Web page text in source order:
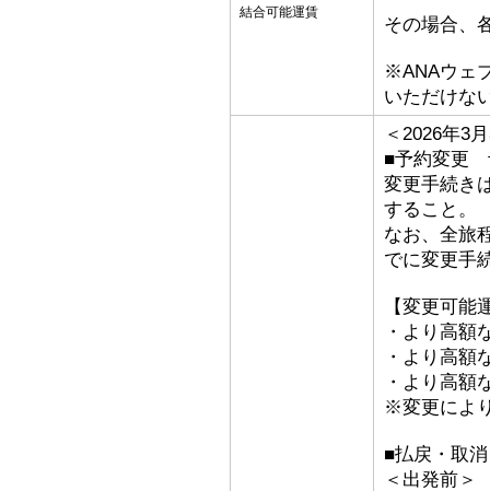
結合可能運賃
その場合、
※ANAウェ
いただけな
＜2026年3
■予約変更
変更手続き
すること。
なお、全旅
でに変更手
【変更可能
・より高額
・より高額
・より高額
※変更によ
■払戻・取消
＜出発前＞